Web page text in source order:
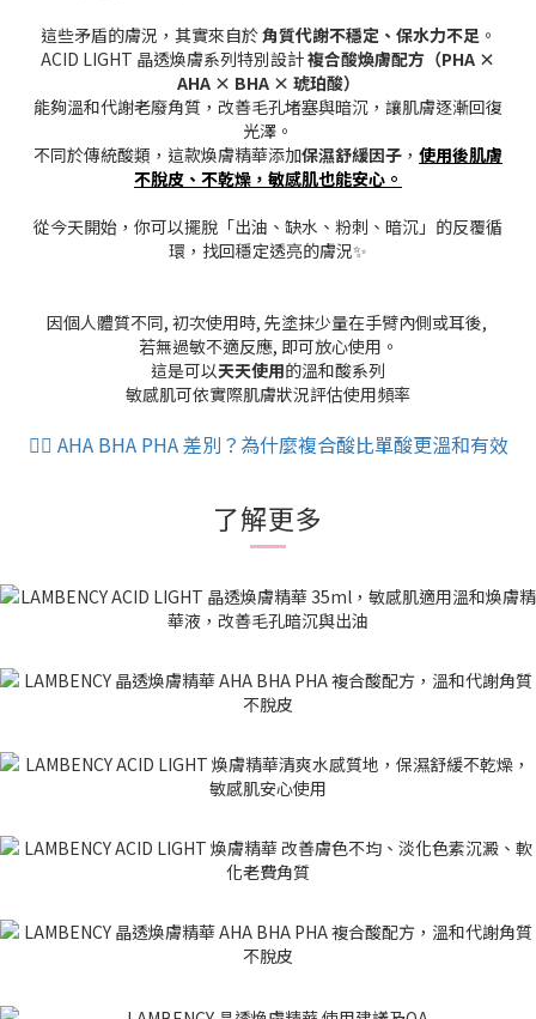
這些矛盾的膚況，其實來自於角質代謝不穩定、保水力不足。
ACID LIGHT 晶透煥膚系列特別設計複合酸煥膚配方（PHA ×
AHA × BHA × 琥珀酸）
能夠溫和代謝老廢角質，改善毛孔堵塞與暗沉，讓肌膚逐漸回復
光澤。
不同於傳統酸類，這款煥膚精華添加保濕舒緩因子 ， 使用後肌膚
不脫皮、不乾燥，敏感肌也能安心。
從今天開始，你可以擺脫「出油、缺水、粉刺、暗沉」的反覆循
環，找回穩定透亮的膚況✨
因個人體質不同, 初次使用時, 先塗抹少量在手臂內側或耳後,
若無過敏不適反應, 即可放心使用。
這是可以天天使用的溫和酸系列
敏感肌可依實際肌膚狀況評估使用頻率
👉🏻 AHA BHA PHA 差別？為什麼複合酸比單酸更溫和有效
了解更多